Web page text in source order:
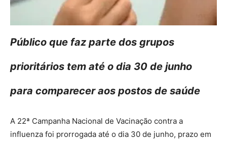
Público que faz parte dos grupos
prioritários tem até o dia 30 de junho
para comparecer aos postos de saúde
A 22ª Campanha Nacional de Vacinação contra a
influenza foi prorrogada até o dia 30 de junho, prazo em